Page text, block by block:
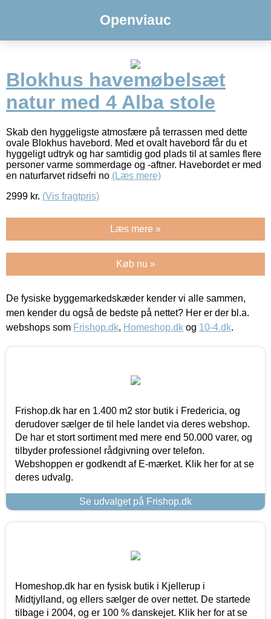
Openviauc
Blokhus havemøbelsæt
natur med 4 Alba stole
Skab den hyggeligste atmosfære på terrassen med dette
ovale Blokhus havebord. Med et ovalt havebord får du et
hyggeligt udtryk og har samtidig god plads til at samles flere
personer varme sommerdage og -aftner. Havebordet er med
en naturfarvet ridsefri no (Læs mere)
2999 kr. (Vis fragtpris)
Læs mere »
Køb nu »
De fysiske byggemarkedskæder kender vi alle sammen,
men kender du også de bedste på nettet? Her er der bl.a.
webshops som Frishop.dk, Homeshop.dk og 10-4.dk.
Frishop.dk har en 1.400 m2 stor butik i Fredericia, og
derudover sælger de til hele landet via deres webshop.
De har et stort sortiment med mere end 50.000 varer, og
tilbyder professionel rådgivning over telefon.
Webshoppen er godkendt af E-mærket. Klik her for at se
deres udvalg.
Se udvalget på Frishop.dk
Homeshop.dk har en fysisk butik i Kjellerup i
Midtjylland, og ellers sælger de over nettet. De startede
tilbage i 2004, og er 100 % danskejet. Klik her for at se